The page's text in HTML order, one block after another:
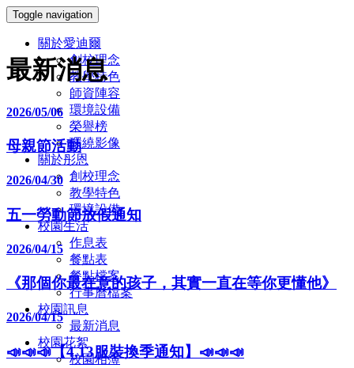
Toggle navigation
關於愛迪爾
創校理念
教學特色
師資陣容
環境設備
榮譽榜
環繞影像
關於彤恩
創校理念
教學特色
環境設備
校園生活
作息表
餐點表
餐點檔案
行事曆檔案
校園訊息
最新消息
校園花絮
校園相簿
最新消息
2026/05/06
母親節活動
2026/04/30
五一勞動節放假通知
2026/04/15
《那個你最在意的孩子，其實一直在等你更懂他》
2026/04/15
📣📣📣【4.13服裝換季通知】📣📣📣